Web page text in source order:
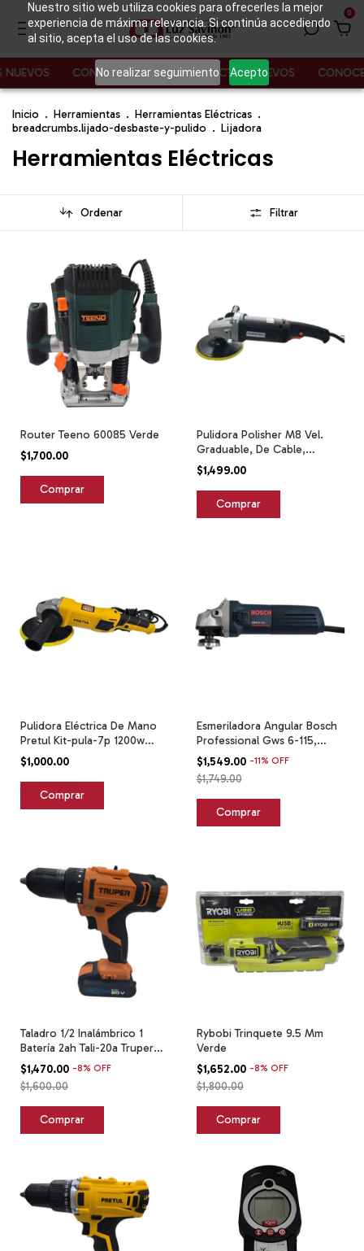
Nuestro sitio web utiliza cookies para ofrecerles la mejor
experiencia de máxima relevancia. Si continúa accediendo
al sitio, acepta el uso de las cookies.
No realizar seguimiento Acepto
0
CONOCE NUESTROS PRODUCTOS NUEVOS CONOCE
Inicio . Herramientas . Herramientas Eléctricas .
breadcrumbs.lijado-desbaste-y-pulido . Lijadora
Herramientas Eléctricas
Ordenar Filtrar
Router Teeno 60085 Verde
$1,700.00
Pulidora Polisher M8 Vel.
Graduable, De Cable,
110v,mod 180a Negro
$1,499.00
Pulidora Eléctrica De Mano
Pretul Kit-pula-7p 1200w
Amarillo
$1,000.00
Esmeriladora Angular Bosch
Professional Gws 6-115,
670w Azul
$1,549.00 -11% OFF
$1,749.00
Taladro 1/2 Inalámbrico 1
Batería 2ah Tali-20a Truper
Naranja
$1,470.00 -8% OFF
$1,600.00
Rybobi Trinquete 9.5 Mm
Verde
$1,652.00 -8% OFF
$1,800.00